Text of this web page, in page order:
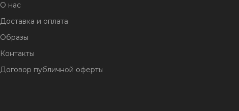
О нас
Доставка и оплата
Образы
Контакты
Договор публичной оферты